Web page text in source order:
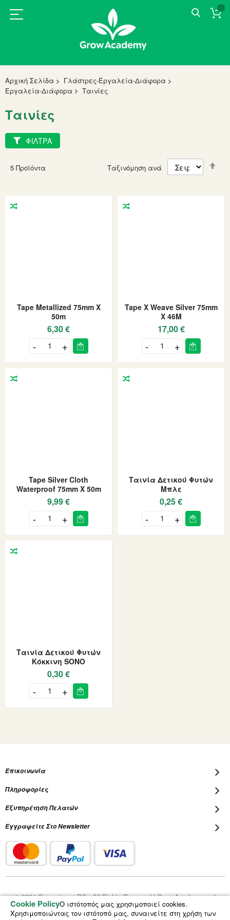
Cookie PolicyΟ ιστότοπός μας χρησιμοποιεί cookies.
Χρησιμοποιώντας τον ιστότοπό μας, συναινείτε στη χρήση των
Αρχική Σελίδα
Γλάστρες-Εργαλεία-Διάφορα
Εργαλεία-Διάφορα
Ταινίες
Ταινίες
5 Προϊόντα Ταξινόμηση ανά
Tape Metallized 75mm X
50m
6,30 €
Tape X Weave Silver 75mm
X 46M
17,00 €
Tape Silver Cloth
Waterproof 75mm X 50m
9,99 €
Ταινία Δετικού Φυτών
Μπλε
0,25 €
Ταινία Δετικού Φυτών
Κόκκινη SONO
0,30 €
ΦΙΛΤΡΑ
Επικοινωνία
Πληροφορίες
Εξυπηρέτηση Πελατών
Εγγραφείτε Στο Newsletter
© 2024 Cropscience PC - All Rights Reserved | Grow Academy and
Plantalot are registered trademarks of Cropscience PC